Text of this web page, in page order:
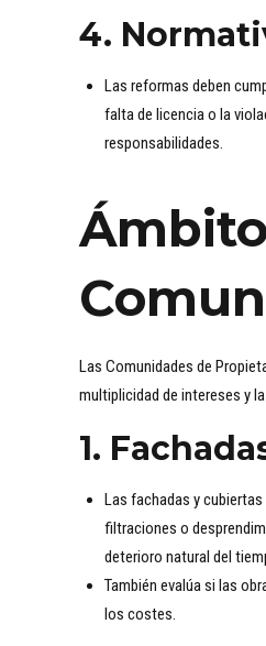
4.
Las reformas deben
falta de licencia o la
responsabilidades.
Las Comunidades de
multiplicidad de intereses y
1.
Las fachadas y
filtraciones o
deterioro natural del
También evalúa si las
los costes.